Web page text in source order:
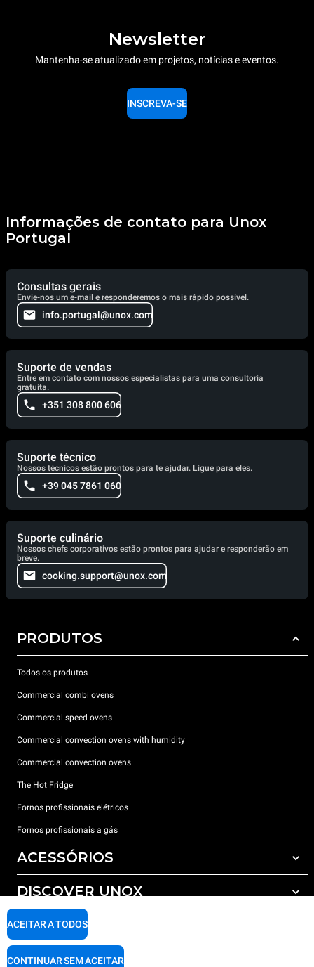
Newsletter
Mantenha-se atualizado em projetos, notícias e eventos.
INSCREVA-SE
Informações de contato para Unox
Portugal
Consultas gerais
Envie-nos um e-mail e responderemos o mais rápido possível.
info.portugal@unox.com
Suporte de vendas
Entre em contato com nossos especialistas para uma consultoria
gratuita.
+351 308 800 606
Suporte técnico
Nossos técnicos estão prontos para te ajudar. Ligue para eles.
+39 045 7861 060
Suporte culinário
Nossos chefs corporativos estão prontos para ajudar e responderão em
breve.
cooking.support@unox.com
PRODUTOS
Todos os produtos
Commercial combi ovens
Commercial speed ovens
Commercial convection ovens with humidity
Commercial convection ovens
The Hot Fridge
Fornos profissionais elétricos
Fornos profissionais a gás
ACESSÓRIOS
Todos os acessórios
Detergents for automatic washing
Detergents for manual washing
Water treatment with resin filters
DISCOVER UNOX
Os nossos escritórios no mundo
SUPPORT
Garantia Unox
ACEITAR A TODOS
CONTINUAR SEM ACEITAR